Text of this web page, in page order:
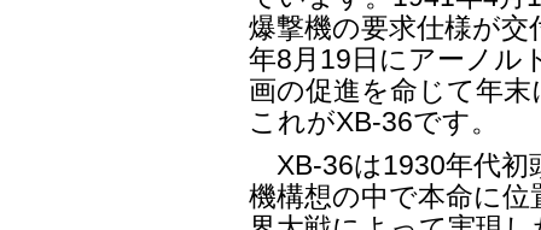
爆撃機の要求仕様が
年8月19日にアーノル
画の促進を命じて年
これがXB-36です。
XB-36は1930年代初
機構想の中で本命に